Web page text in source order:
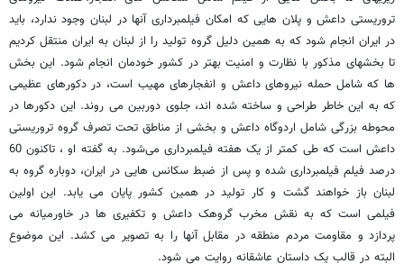
تروریستی داعش و پلان هایی که امکان فیلمبرداری آنها در لبنان وجود ندارد،‌ باید
در ایران انجام شود که به همین دلیل گروه تولید را از لبنان به ایران منتقل کردیم
تا بخشهای مذکور با نظارت و امنیت بهتر در کشور خودمان انجام شود. این بخش
ها که شامل حمله نیروهای داعش و انفجارهای مهیب است،‌ در دکورهای عظیمی
که به این خاطر طراحی و ساخته شده اند، جلوی دوربین می روند. این دکورها در
محوطه بزرگی شامل اردوگاه داعش و بخشی از مناطق تحت تصرف گروه تروریستی
داعش است که طی کمتر از یک هفته فیلمبرداری می‌شود. به گفته او ، تاکنون 60
درصد فیلم فیلمبرداری شده و پس از ضبط سکانس هایی در ایران، دوباره گروه به
لبنان باز خواهند گشت و کار تولید در همین کشور پایان می یابد. این اولین
فیلمی است که به نقش مخرب گروهک داعش و تکفیری ها در خاورمیانه می
پردازد و مقاومت مردم منطقه در مقابل آنها را به تصویر می کشد. این موضوع
البته در قالب یک داستان عاشقانه روایت می شود.